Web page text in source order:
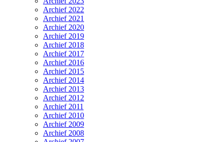
Archief 2022
Archief 2021
Archief 2020
Archief 2019
Archief 2018
Archief 2017
Archief 2016
Archief 2015
Archief 2014
Archief 2013
Archief 2012
Archief 2011
Archief 2010
Archief 2009
Archief 2008